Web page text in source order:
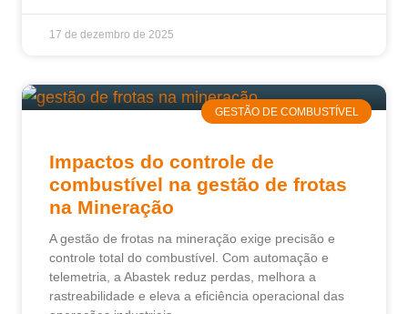
17 de dezembro de 2025
GESTÃO DE COMBUSTÍVEL
Impactos do controle de
combustível na gestão de frotas
na Mineração
A gestão de frotas na mineração exige precisão e
controle total do combustível. Com automação e
telemetria, a Abastek reduz perdas, melhora a
rastreabilidade e eleva a eficiência operacional das